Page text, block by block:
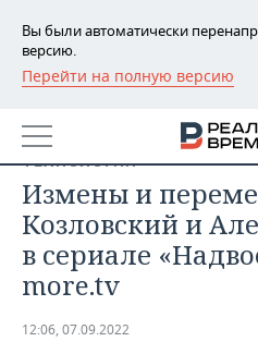
Вы были автоматически
версию.
Перейти на полную версию
РЕГИОНЫ
БАШКОРТОСТАН
УДМУРТИЯ
НОВОСТИ
НОВОСТИ АНАЛИТИКИ
ДЕКЛАРАЦИИ О ДОХОДАХ
КОРОЛИ ГОСЗАКАЗА ПФО
ЭКОНОМИКА
НОВОСТИ ЭКОНОМИКИ
ФИНАНСЫ
ПРОМЫШЛЕННОСТЬ
НОВОСТИ
НЕДВИЖИМОСТЬ
ТЕХНОЛОГИИ
Измены и
Козловский и
в сериале
more.tv
12:06, 07.09.2022